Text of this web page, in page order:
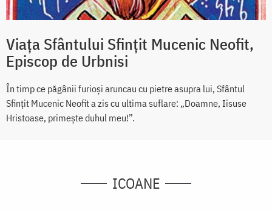
Viața Sfântului Sfințit Mucenic Neofit,
Episcop de Urbnisi
În timp ce păgânii furioși aruncau cu pietre asupra lui, Sfântul
Sfințit Mucenic Neofit a zis cu ultima suflare: „Doamne, Iisuse
Hristoase, primește duhul meu!”.
ICOANE